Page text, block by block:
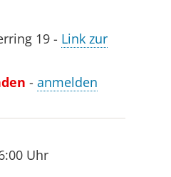
19 - Link zur
- anmelden
Uhr